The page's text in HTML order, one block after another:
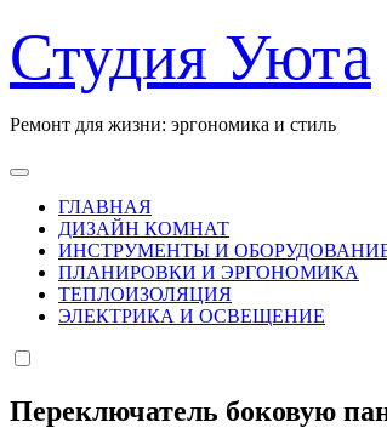
к
содержанию
Студия Уюта
Ремонт для жизни: эргономика и стиль
ГЛАВНАЯ
ДИЗАЙН КОМНАТ
ИНСТРУМЕНТЫ И
ПЛАНИРОВКИ И ЭРГОНОМИКА
ТЕПЛОИЗОЛЯЦИЯ
ЭЛЕКТРИКА И ОСВЕЩЕНИЕ
Переключатель боковую